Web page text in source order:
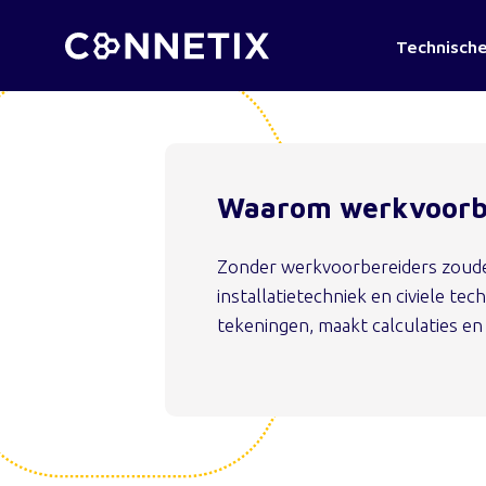
Waarom
Zonder werkvoorbereiders
installatietechniek en civiele
tekeningen, maakt calculaties